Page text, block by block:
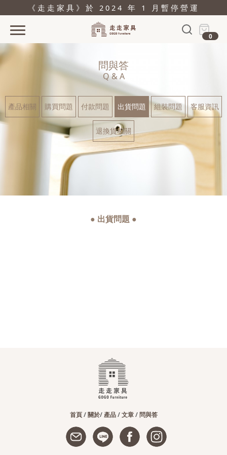
《走走家具》於 2024 年 1 月暫停營運
0
首頁
產品
關於
問與答
Q & A
產品相關 購買問題 付款問題 出貨問題 組裝問題 客服資訊
退換貨相關
● 出貨問題 ●
首頁/關於/產品/文章/問與答